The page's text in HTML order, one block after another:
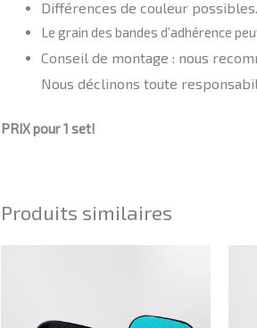
Différences de couleur possibles.
Le grain des bandes d’adhérence
Conseil de montage : nous
Nous déclinons toute
PRIX pour 1 set!
Produits similaires